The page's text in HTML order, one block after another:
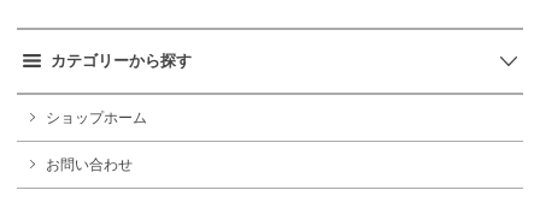
カテゴリーから探す
ショップホーム
お問い合わせ